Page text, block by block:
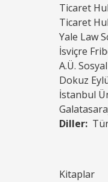
Ticaret
Ticaret
Yale Law
İsviçre
A.Ü.
Dokuz
İstanbul
Diller:
Kitaplar